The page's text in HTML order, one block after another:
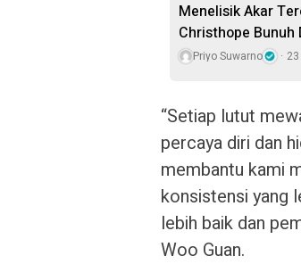
Menelisik Akar
Christhope Bunuh
Priyo Suwarno
“Setiap lutut
percaya diri dan
membantu kami
konsistensi yang
lebih baik dan
Woo Guan.